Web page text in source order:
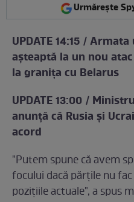
Urmărește
UPDATE 14:15 /
așteaptă la un nou
la granița cu Belarus
UPDATE 13:00 /
anunță că Rusia și
acord
"Putem spune că avem
focului dacă părţile nu
poziţiile actuale", a spus